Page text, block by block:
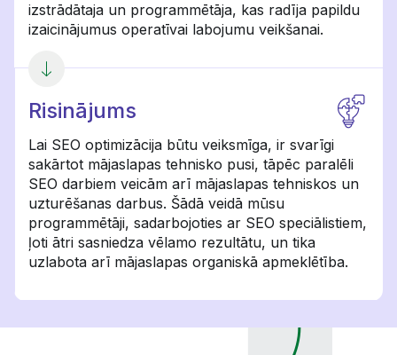
izstrādātaja un programmētāja, kas radīja papildu
izaicinājumus operatīvai labojumu veikšanai.
Risinājums
Lai SEO optimizācija būtu veiksmīga, ir svarīgi
sakārtot mājaslapas tehnisko pusi, tāpēc paralēli
SEO darbiem veicām arī mājaslapas tehniskos un
uzturēšanas darbus. Šādā veidā mūsu
programmētāji, sadarbojoties ar SEO speciālistiem,
ļoti ātri sasniedza vēlamo rezultātu, un tika
uzlabota arī mājaslapas organiskā apmeklētība.